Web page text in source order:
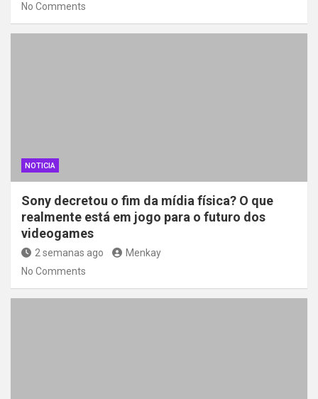
No Comments
NOTICIA
Sony decretou o fim da mídia física? O que
realmente está em jogo para o futuro dos
videogames
2 semanas ago
Menkay
No Comments